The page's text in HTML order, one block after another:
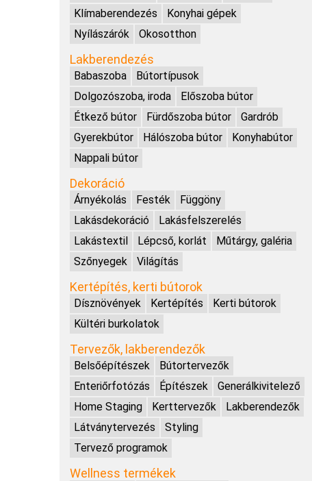
Klímaberendezés
Konyhai gépek
Nyílászárók
Okosotthon
Lakberendezés
Babaszoba
Bútortípusok
Dolgozószoba, iroda
Előszoba bútor
Étkező bútor
Fürdőszoba bútor
Gardrób
Gyerekbútor
Hálószoba bútor
Konyhabútor
Nappali bútor
Dekoráció
Árnyékolás Festék
Függöny
Lakásdekoráció
Lakásfelszerelés
Lakástextil
Lépcső, korlát
Műtárgy, galéria
Szőnyegek
Világítás
Kertépítés, kerti bútorok
Dísznövények Kertépítés
Kerti bútorok
Kültéri burkolatok
Tervezők, lakberendezők
Belsőépítészek
Bútortervezők
Enteriőrfotózás
Építészek
Generálkivitelező
Home Staging
Kerttervezők
Lakberendezők
Látványtervezés
Styling
Tervező programok
Wellness termékek